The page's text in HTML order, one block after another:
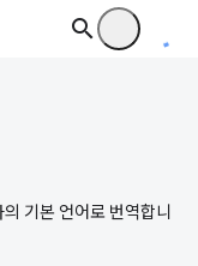
기본 언어로 번역합니